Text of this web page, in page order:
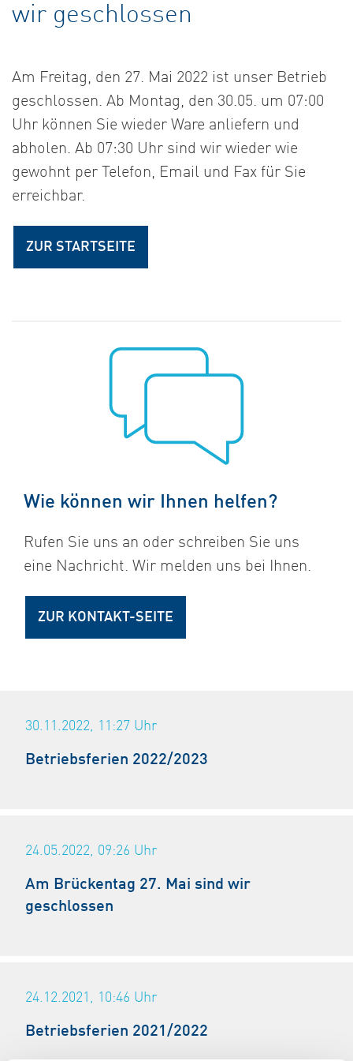
wir geschlossen
Am Freitag, den 27. Mai 2022 ist unser Betrieb
geschlossen. Ab Montag, den 30.05. um 07:00
Uhr können Sie wieder Ware anliefern und
abholen. Ab 07:30 Uhr sind wir wieder wie
gewohnt per Telefon, Email und Fax für Sie
erreichbar.
ZUR STARTSEITE
Wie können wir Ihnen helfen?
Rufen Sie uns an oder schreiben Sie uns
eine Nachricht. Wir melden uns bei Ihnen.
ZUR KONTAKT-SEITE
30.11.2022, 11:27 Uhr
Betriebsferien 2022/2023
24.05.2022, 09:26 Uhr
Am Brückentag 27. Mai sind wir
geschlossen
24.12.2021, 10:46 Uhr
Betriebsferien 2021/2022